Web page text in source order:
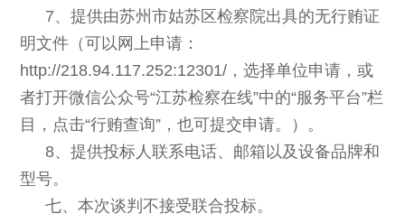
7、提供由苏州市姑苏区检察院出具的无行贿证
明文件（可以网上申请：
http://218.94.117.252:12301/，选择单位申请，或
者打开微信公众号“江苏检察在线”中的“服务平台”栏
目，点击“行贿查询”，也可提交申请。
） 。
8、提供投标人联系电话、邮箱以及设备品牌和
型号。
七、本次谈判不接受联合投标。